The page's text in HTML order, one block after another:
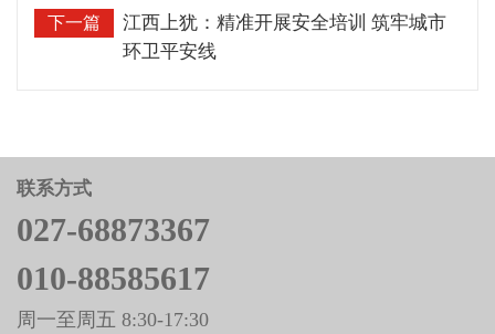
下一篇
江西上犹：精准开展安全培训 筑牢城市
环卫平安线
联系方式
027-68873367
010-88585617
周一至周五 8:30-17:30